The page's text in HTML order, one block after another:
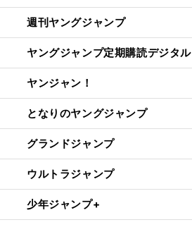
週刊ヤングジャンプ
ヤングジャンプ定期購読デジタル
ヤンジャン！
となりのヤングジャンプ
グランドジャンプ
ウルトラジャンプ
少年ジャンプ+